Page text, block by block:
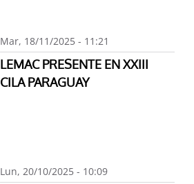
Mar, 18/11/2025 - 11:21
LEMAC PRESENTE EN XXIII
CILA PARAGUAY
Lun, 20/10/2025 - 10:09